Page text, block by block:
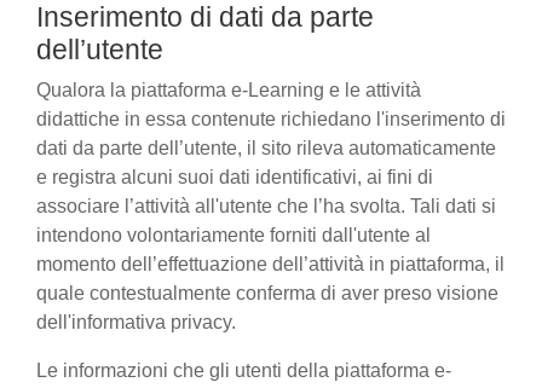
Inserimento di dati da parte
dell’utente
Qualora la piattaforma e-Learning e le attività
didattiche in essa contenute richiedano l'inserimento di
dati da parte dell’utente, il sito rileva automaticamente
e registra alcuni suoi dati identificativi, ai fini di
associare l’attività all'utente che l’ha svolta. Tali dati si
intendono volontariamente forniti dall'utente al
momento dell’effettuazione dell’attività in piattaforma, il
quale contestualmente conferma di aver preso visione
dell'informativa privacy.
Le informazioni che gli utenti della piattaforma e-